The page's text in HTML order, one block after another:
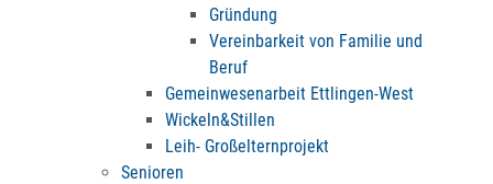
Gründung
Vereinbarkeit von Familie und
Beruf
Gemeinwesenarbeit Ettlingen-West
Wickeln&Stillen
Leih- Großelternprojekt
Senioren